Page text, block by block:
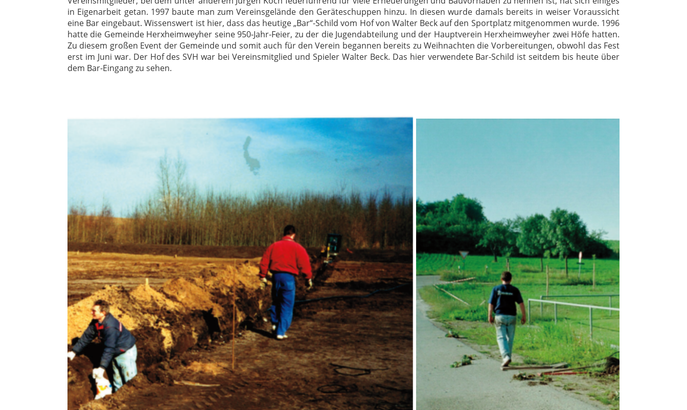
in Eigenarbeit getan. 1997 baute man zum Vereinsgelände den Geräteschuppen hinzu. In diesen wurde damals bereits in weiser Voraussicht
eine Bar eingebaut. Wissenswert ist hier, dass das heutige „Bar“-Schild vom Hof von Walter Beck auf den Sportplatz mitgenommen wurde. 1996
hatte die Gemeinde Herxheimweyher seine 950-Jahr-Feier, zu der die Jugendabteilung und der Hauptverein Herxheimweyher zwei Höfe hatten.
Zu diesem großen Event der Gemeinde und somit auch für den Verein begannen bereits zu Weihnachten die Vorbereitungen, obwohl das Fest
erst im Juni war. Der Hof des SVH war bei Vereinsmitglied und Spieler Walter Beck. Das hier verwendete Bar-Schild ist seitdem bis heute über
dem Bar-Eingang zu sehen.